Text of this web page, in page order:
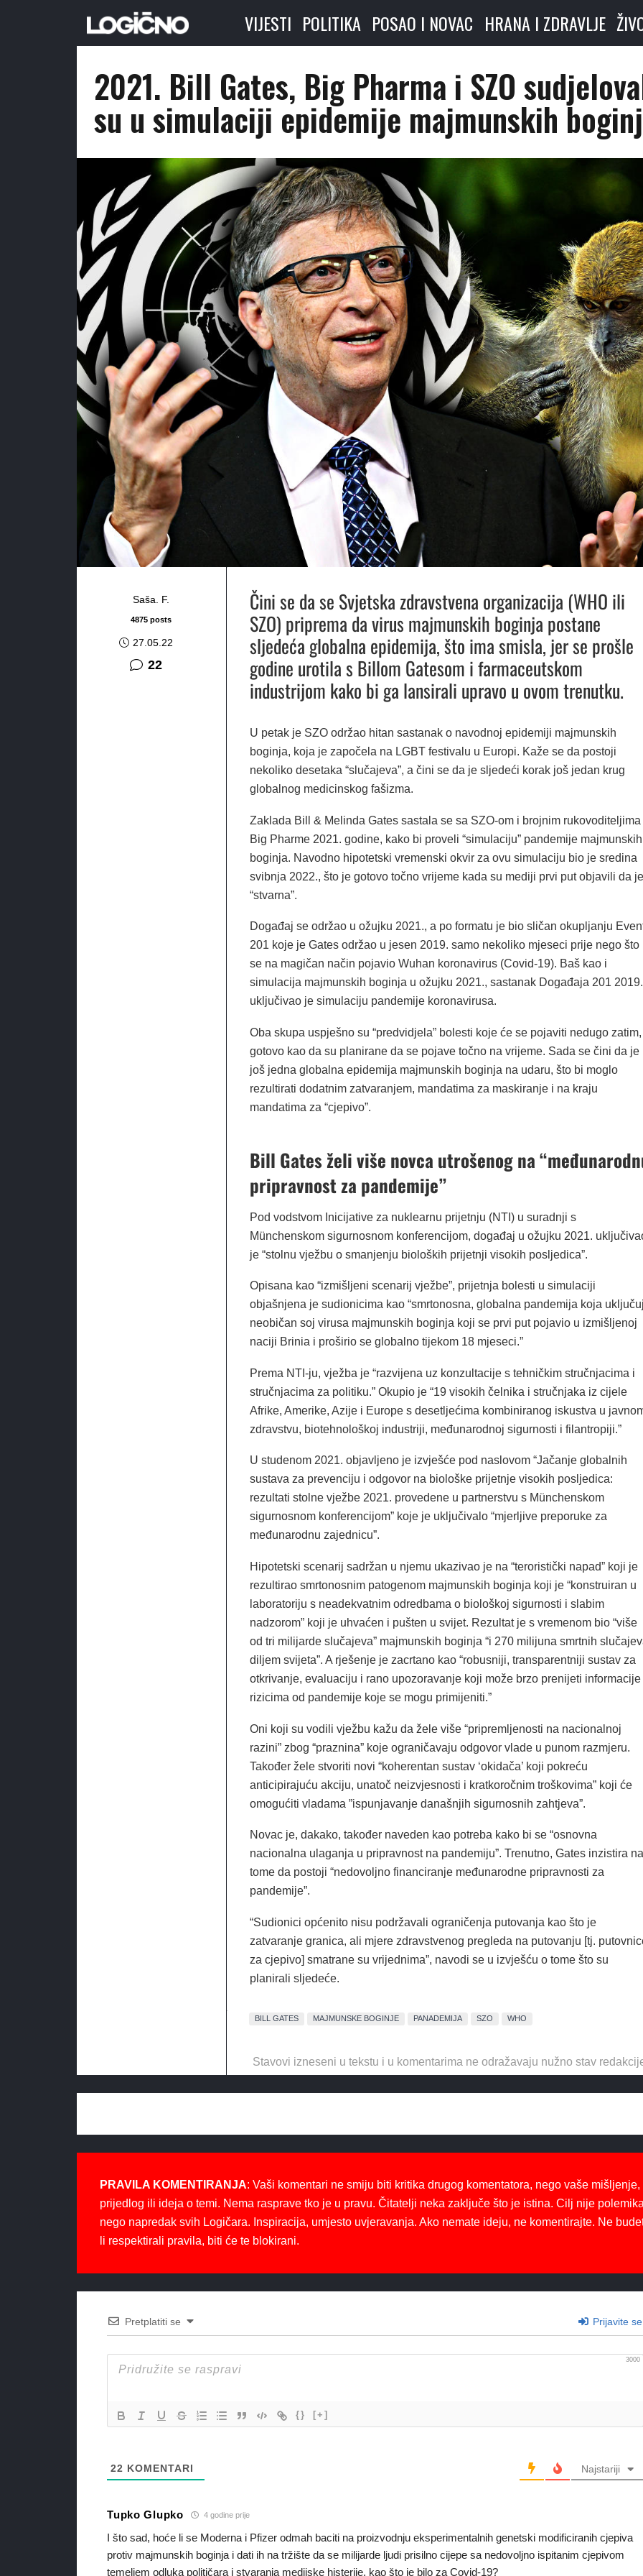
VIJESTI POLITIKA POSAO I NOVAC HRANA I ZDRAVLJE
2021. Bill Gates, Big Pharma i SZO
su u simulaciji epidemije majmunskih
Saša. F.
4875 posts
27.05.22
22
Čini se da se Svjetska zdravstvena organizacija (WHO ili
SZO) priprema da virus majmunskih boginja postane
sljedeća globalna epidemija, što ima smisla, jer se prošle
godine urotila s Billom Gatesom i farmaceutskom
industrijom kako bi ga lansirali upravo u ovom trenutku.
U petak je SZO održao hitan sastanak o navodnoj epidemiji majmunskih
boginja, koja je započela na LGBT festivalu u Europi. Kaže se da postoji
nekoliko desetaka “slučajeva”, a čini se da je sljedeći korak još jedan krug
globalnog medicinskog fašizma.
Zaklada Bill & Melinda Gates sastala se sa SZO-om i brojnim rukovoditeljima
Big Pharme 2021. godine, kako bi proveli “simulaciju” pandemije majmunskih
boginja. Navodno hipotetski vremenski okvir za ovu simulaciju bio je sredina
svibnja 2022., što je gotovo točno vrijeme kada su mediji prvi put objavili da je
“stvarna”.
Događaj se održao u ožujku 2021., a po formatu je bio sličan okupljanju
201 koje je Gates održao u jesen 2019. samo nekoliko mjeseci prije nego što
se na magičan način pojavio Wuhan koronavirus (Covid-19). Baš kao i
simulacija majmunskih boginja u ožujku 2021., sastanak Događaja 201 2019.
uključivao je simulaciju pandemije koronavirusa.
Oba skupa uspješno su “predvidjela” bolesti koje će se pojaviti nedugo zatim,
gotovo kao da su planirane da se pojave točno na vrijeme. Sada se čini da je
još jedna globalna epidemija majmunskih boginja na udaru, što bi moglo
rezultirati dodatnim zatvaranjem, mandatima za maskiranje i na kraju
mandatima za “cjepivo”.
Bill Gates želi više novca utrošenog na
pripravnost za pandemije”
Pod vodstvom Inicijative za nuklearnu prijetnju (NTI) u suradnji s
Münchenskom sigurnosnom konferencijom, događaj u ožujku 2021.
je “stolnu vježbu o smanjenju bioloških prijetnji visokih posljedica”.
Opisana kao “izmišljeni scenarij vježbe”, prijetnja bolesti u simulaciji
objašnjena je sudionicima kao “smrtonosna, globalna pandemija koja
neobičan soj virusa majmunskih boginja koji se prvi put pojavio u izmišljenoj
naciji Brinia i proširio se globalno tijekom 18 mjeseci.”
Prema NTI-ju, vježba je “razvijena uz konzultacije s tehničkim stručnjacima i
stručnjacima za politiku.” Okupio je “19 visokih čelnika i stručnjaka iz cijele
Afrike, Amerike, Azije i Europe s desetljećima kombiniranog iskustva u
zdravstvu, biotehnološkoj industriji, međunarodnoj sigurnosti i filantropiji.”
U studenom 2021. objavljeno je izvješće pod naslovom “Jačanje globalnih
sustava za prevenciju i odgovor na biološke prijetnje visokih posljedica:
rezultati stolne vježbe 2021. provedene u partnerstvu s Münchenskom
sigurnosnom konferencijom” koje je uključivalo “mjerljive preporuke za
međunarodnu zajednicu”.
Hipotetski scenarij sadržan u njemu ukazivao je na “teroristički napad” koji je
rezultirao smrtonosnim patogenom majmunskih boginja koji je “konstruiran u
laboratoriju s neadekvatnim odredbama o biološkoj sigurnosti i slabim
nadzorom” koji je uhvaćen i pušten u svijet. Rezultat je s vremenom bio “više
od tri milijarde slučajeva” majmunskih boginja “i 270 milijuna smrtnih
diljem svijeta”. A rješenje je zacrtano kao “robusniji, transparentniji sustav za
otkrivanje, evaluaciju i rano upozoravanje koji može brzo prenijeti informacije
rizicima od pandemije koje se mogu primijeniti.”
Oni koji su vodili vježbu kažu da žele više “pripremljenosti na nacionalnoj
razini” zbog “praznina” koje ograničavaju odgovor vlade u punom razmjeru.
Također žele stvoriti novi “koherentan sustav ‘okidača’ koji pokreću
anticipirajuću akciju, unatoč neizvjesnosti i kratkoročnim troškovima” koji će
omogućiti vladama ”ispunjavanje današnjih sigurnosnih zahtjeva”.
Novac je, dakako, također naveden kao potreba kako bi se “osnovna
nacionalna ulaganja u pripravnost na pandemiju”. Trenutno, Gates inzistira na
tome da postoji “nedovoljno financiranje međunarodne pripravnosti za
pandemije”.
“Sudionici općenito nisu podržavali ograničenja putovanja kao što je
zatvaranje granica, ali mjere zdravstvenog pregleda na putovanju [tj.
za cjepivo] smatrane su vrijednima”, navodi se u izvješću o tome što su
planirali sljedeće.
BILL GATES MAJMUNSKE BOGINJE PANADEMIJA SZO WHO
Stavovi izneseni u tekstu i u komentarima ne odražavaju nužno stav
PRAVILA KOMENTIRANJA: Vaši komentari ne smiju biti kritika drugog komentatora, nego vaše mišljenje,
prijedlog ili ideja o temi. Nema rasprave tko je u pravu. Čitatelji neka zaključe što je istina. Cilj nije
nego napredak svih Logičara. Inspiracija, umjesto uvjeravanja. Ako nemate ideju, ne komentirajte. Ne
li respektirali pravila, biti će te blokirani.
Pretplatiti se Prijavite se
3000
{} [+]
22 KOMENTARI Najstariji
Tupko Glupko 4 godine prije
I što sad, hoće li se Moderna i Pfizer odmah baciti na proizvodnju eksperimentalnih genetski modificiranih cjepiva
protiv majmunskih boginja i dati ih na tržište da se milijarde ljudi prisilno cijepe sa nedovoljno ispitanim cjepivom
temeljem odluka političara i stvaranja medijske histerije, kao što je bilo za Covid-19?